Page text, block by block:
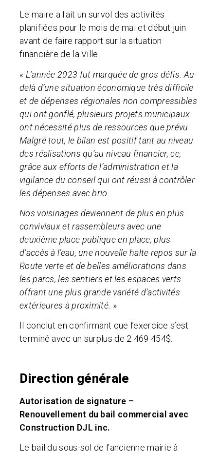
Le maire a fait un survol des activités
planifiées pour le mois de mai et début juin
avant de faire rapport sur la situation
financière de la Ville.
« L’année 2023 fut marquée de gros défis. Au-
delà d’une situation économique très difficile
et de dépenses régionales non compressibles
qui ont gonflé, plusieurs projets municipaux
ont nécessité plus de ressources que prévu.
Malgré tout, le bilan est positif tant au niveau
des réalisations qu’au niveau financier, ce,
grâce aux efforts de l’administration et la
vigilance du conseil qui ont réussi à contrôler
les dépenses avec brio.
Nos voisinages deviennent de plus en plus
conviviaux et rassembleurs avec une
deuxième place publique en place, plus
d’accès à l’eau, une nouvelle halte repos sur la
Route verte et de belles améliorations dans
les parcs, les sentiers et les espaces verts
offrant une plus grande variété d’activités
extérieures à proximité. »
Il conclut en confirmant que l’exercice s’est
terminé avec un surplus de 2 469 454$.
Direction générale
Autorisation de signature –
Renouvellement du bail commercial avec
Construction DJL inc.
Le bail du sous-sol de l’ancienne mairie à